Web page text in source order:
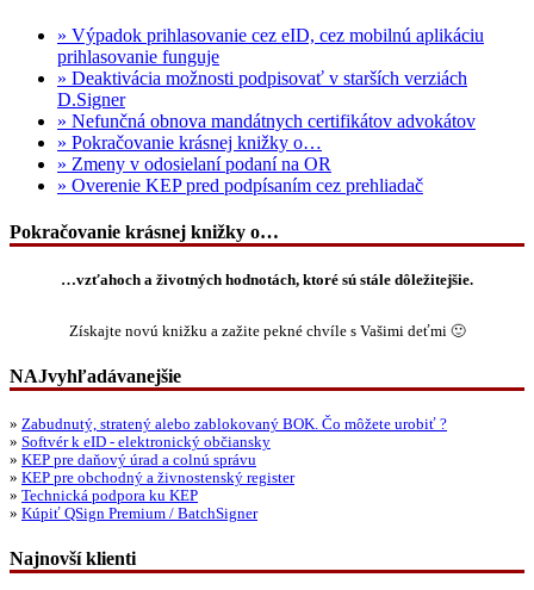
» Výpadok prihlasovanie cez eID, cez mobilnú aplikáciu
prihlasovanie funguje
» Deaktivácia možnosti podpisovať v starších verziách
D.Signer
» Nefunčná obnova mandátnych certifikátov advokátov
» Pokračovanie krásnej knižky o…
» Zmeny v odosielaní podaní na OR
» Overenie KEP pred podpísaním cez prehliadač
Pokračovanie krásnej knižky o…
…vzťahoch a životných hodnotách, ktoré sú stále dôležitejšie.
Získajte novú knižku a zažite pekné chvíle s Vašimi deťmi 🙂
NAJvyhľadávanejšie
» Zabudnutý, stratený alebo zablokovaný BOK. Čo môžete urobiť ?
» Softvér k eID - elektronický občiansky
» KEP pre daňový úrad a colnú správu
» KEP pre obchodný a živnostenský register
» Technická podpora ku KEP
» Kúpiť QSign Premium / BatchSigner
Najnovší klienti